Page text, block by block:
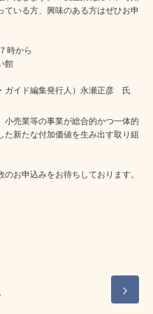
ている方、興味のある方はぜひお申
時から
館
ド編集発行人）永瀬正彦 氏
売業等の事業が総合的かつ一体的
新たな付加価値を生み出す取り組
お申込みをお待ちしております。